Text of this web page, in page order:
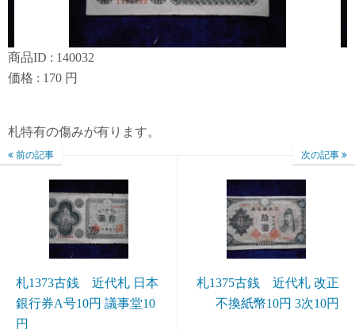
商品ID : 140032
価格 : 170 円
札特有の傷みが有ります。
前の記事
札1373古銭 近代札 日本
銀行券A号10円 議事堂10
円
次の記事
札1375古銭 近代札 改正
不換紙幣10円 3次10円